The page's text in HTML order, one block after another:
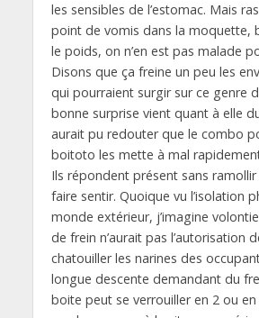
les sensibles de l’estomac. Mais
point de vomis dans la moquette,
le poids, on n’en est pas malade
Disons que ça freine un peu les
qui pourraient surgir sur ce genre
bonne surprise vient quant à elle
aurait pu redouter que le combo
boitoto les mette à mal
Ils répondent présent sans
faire sentir. Quoique vu l’isolation
monde extérieur, j’imagine
de frein n’aurait pas l’autorisation
chatouiller les narines des
longue descente demandant du
boite peut se verrouiller en 2 ou en